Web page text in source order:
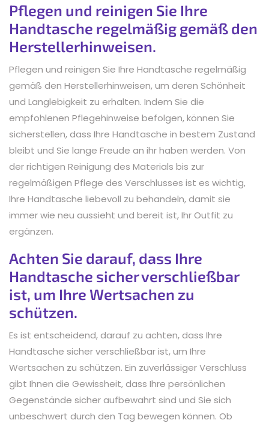
Pflegen und reinigen Sie Ihre
Handtasche regelmäßig gemäß den
Herstellerhinweisen.
Pflegen und reinigen Sie Ihre Handtasche regelmäßig
gemäß den Herstellerhinweisen, um deren Schönheit
und Langlebigkeit zu erhalten. Indem Sie die
empfohlenen Pflegehinweise befolgen, können Sie
sicherstellen, dass Ihre Handtasche in bestem Zustand
bleibt und Sie lange Freude an ihr haben werden. Von
der richtigen Reinigung des Materials bis zur
regelmäßigen Pflege des Verschlusses ist es wichtig,
Ihre Handtasche liebevoll zu behandeln, damit sie
immer wie neu aussieht und bereit ist, Ihr Outfit zu
ergänzen.
Achten Sie darauf, dass Ihre
Handtasche sicher verschließbar
ist, um Ihre Wertsachen zu
schützen.
Es ist entscheidend, darauf zu achten, dass Ihre
Handtasche sicher verschließbar ist, um Ihre
Wertsachen zu schützen. Ein zuverlässiger Verschluss
gibt Ihnen die Gewissheit, dass Ihre persönlichen
Gegenstände sicher aufbewahrt sind und Sie sich
unbeschwert durch den Tag bewegen können. Ob